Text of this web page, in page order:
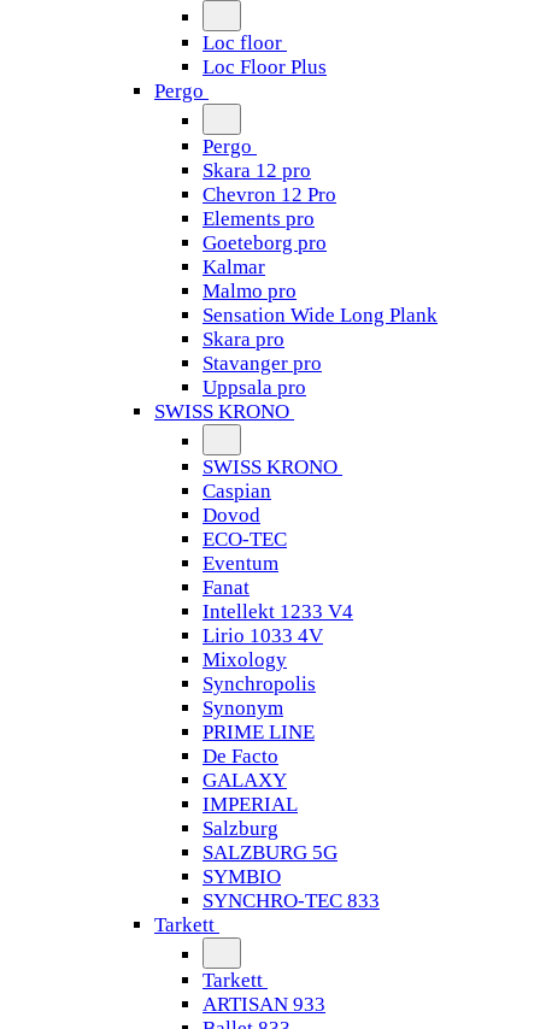
Loc floor
Loc Floor Plus
Pergo
Pergo
Skara 12 pro
Chevron 12 Pro
Elements pro
Goeteborg pro
Kalmar
Malmo pro
Sensation Wide Long Plank
Skara pro
Stavanger pro
Uppsala pro
SWISS KRONO
SWISS KRONO
Caspian
Dovod
ECO-TEC
Eventum
Fanat
Intellekt 1233 V4
Lirio 1033 4V
Mixology
Synchropolis
Synonym
PRIME LINE
De Facto
GALAXY
IMPERIAL
Salzburg
SALZBURG 5G
SYMBIO
SYNCHRO-TEC 833
Tarkett
Tarkett
ARTISAN 933